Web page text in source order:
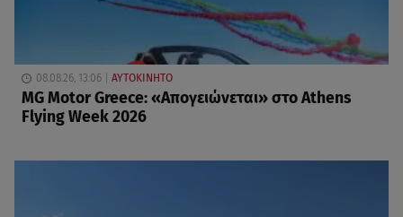
08.08.26, 13:06 ΑΥΤΟΚΙΝΗΤΟ
MG Motor Greece: «Απογειώνεται» στο Athens
Flying Week 2026